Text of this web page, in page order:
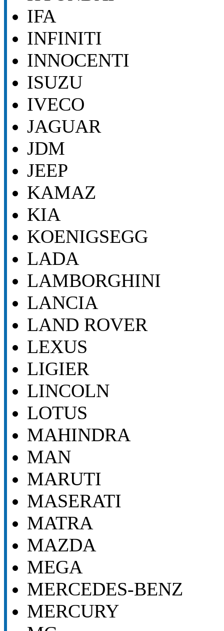
IFA
INFINITI
INNOCENTI
ISUZU
IVECO
JAGUAR
JDM
JEEP
KAMAZ
KIA
KOENIGSEGG
LADA
LAMBORGHINI
LANCIA
LAND ROVER
LEXUS
LIGIER
LINCOLN
LOTUS
MAHINDRA
MAN
MARUTI
MASERATI
MATRA
MAZDA
MEGA
MERCEDES-BENZ
MERCURY